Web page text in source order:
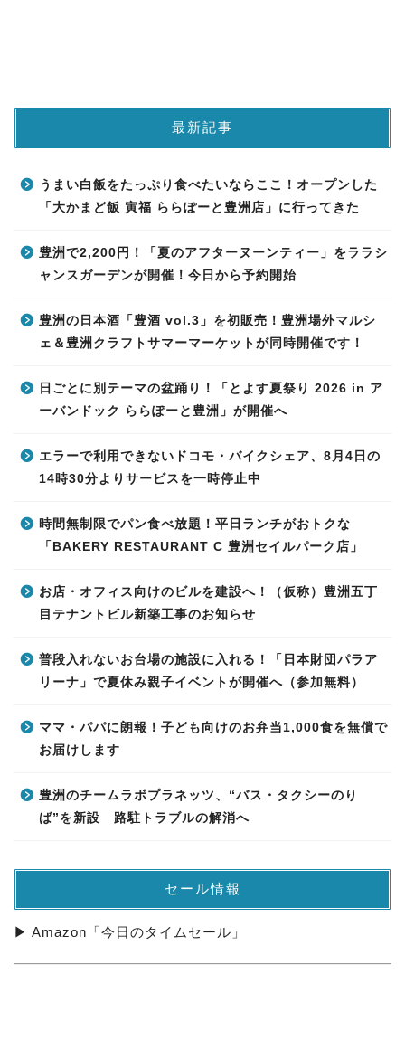
最新記事
うまい白飯をたっぷり食べたいならここ！オープンした
「大かまど飯 寅福 ららぽーと豊洲店」に行ってきた
豊洲で2,200円！「夏のアフターヌーンティー」をララシ
ャンスガーデンが開催！今日から予約開始
豊洲の日本酒「豊酒 vol.3」を初販売！豊洲場外マルシ
ェ＆豊洲クラフトサマーマーケットが同時開催です！
日ごとに別テーマの盆踊り！「とよす夏祭り 2026 in ア
ーバンドック ららぽーと豊洲」が開催へ
エラーで利用できないドコモ・バイクシェア、8月4日の
14時30分よりサービスを一時停止中
時間無制限でパン食べ放題！平日ランチがおトクな
「BAKERY RESTAURANT C 豊洲セイルパーク店」
お店・オフィス向けのビルを建設へ！（仮称）豊洲五丁
目テナントビル新築工事のお知らせ
普段入れないお台場の施設に入れる！「日本財団パラア
リーナ」で夏休み親子イベントが開催へ（参加無料）
ママ・パパに朗報！子ども向けのお弁当1,000食を無償で
お届けします
豊洲のチームラボプラネッツ、“バス・タクシーのり
ば”を新設 路駐トラブルの解消へ
セール情報
▶ Amazon「今日のタイムセール」